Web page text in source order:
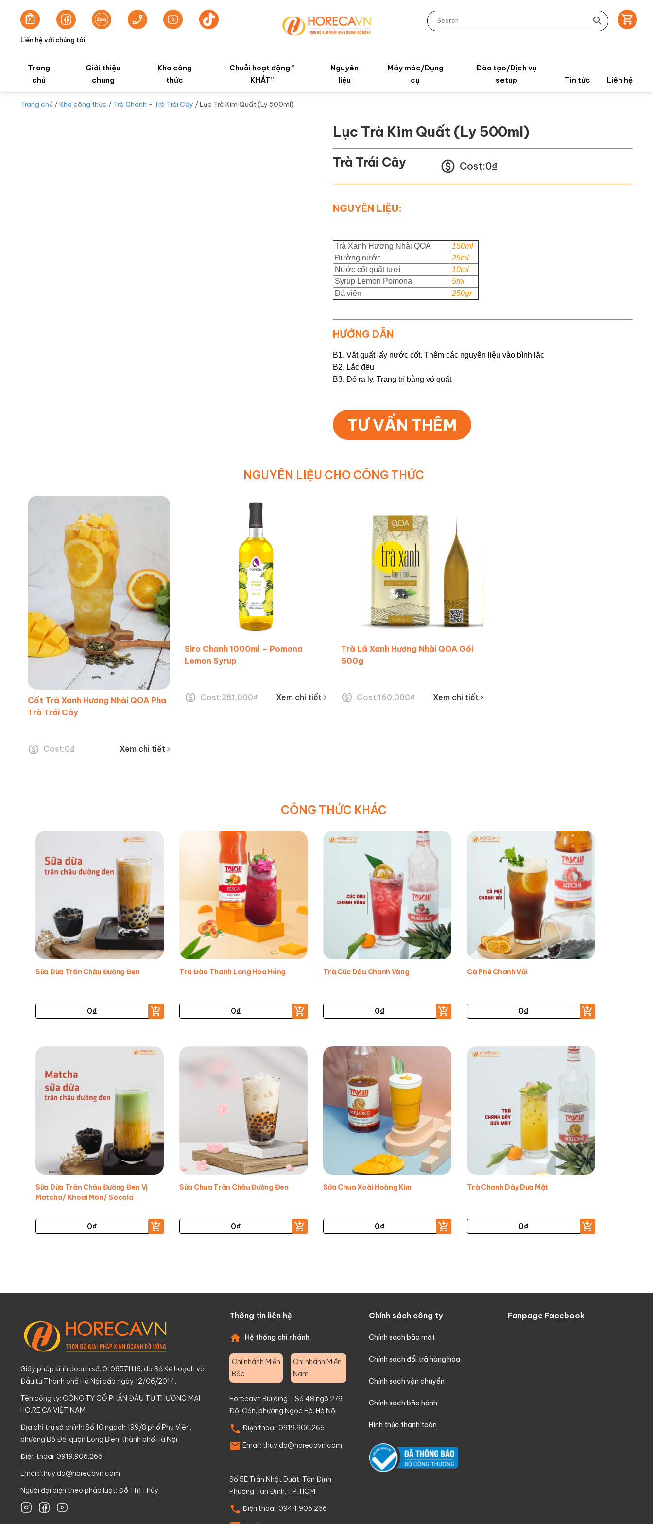
Liên hệ với chúng tôi
Trang
chủ
Giới thiệu
chung
Kho công
thức
Chuỗi hoạt động ”
KHÁT”
Nguyên
liệu
Máy móc/Dụng
cụ
Đào tạo/Dịch vụ
setup
Tin tức Liên hệ
Trang chủ /Kho công thức / Trà Chanh - Trà Trái Cây / Lục Trà Kim Quất (Ly 500ml)
Lục Trà Kim Quất (Ly 500ml)
Trà Trái Cây Cost:0₫
NGUYÊN LIỆU:
Trà Xanh Hương Nhài QOA
150ml
Đường nước
25ml
Nước cốt quất tươi
10ml
Syrup Lemon Pomona
5ml
Đá viên
250gr
HƯỚNG DẪN
B1. Vắt quất lấy nước cốt. Thêm các nguyên liệu vào bình lắc
B2. Lắc đều
B3. Đổ ra ly. Trang trí bằng vỏ quất
TƯ VẤN THÊM
NGUYÊN LIỆU CHO CÔNG THỨC
Cốt Trà Xanh Hương Nhài QOA Pha
Trà Trái Cây
Cost:0₫ Xem chi tiết
Siro Chanh 1000ml – Pomona
Lemon Syrup
Cost:281,000₫ Xem chi tiết
Trà Lá Xanh Hương Nhài QOA Gói
500g
Cost:160,000₫ Xem chi tiết
CÔNG THỨC KHÁC
Sữa Dừa Trân Châu Đường Đen
0₫
Trà Đào Thanh Long Hoa Hồng
0₫
Trà Cúc Dâu Chanh Vàng
0₫
Cà Phê Chanh Vải
0₫
Sữa Dừa Trân Châu Đường Đen Vị
Matcha/ Khoai Môn/ Socola
0₫
Sữa Chua Trân Châu Đường Đen
0₫
Sữa Chua Xoài Hoàng Kim
0₫
Trà Chanh Dây Dưa Mật
0₫
Giấy phép kinh doanh số: 0106571116; do Sở Kế hoạch và
Đầu tư Thành phố Hà Nội cấp ngày 12/06/2014.
Tên công ty: CÔNG TY CỔ PHẦN ĐẦU TƯ THƯƠNG MẠI
HO.RE.CA VIỆT NAM
Địa chỉ trụ sở chính: Số 10 ngách 199/8 phố Phú Viên,
phường Bồ Đề, quận Long Biên, thành phố Hà Nội
Điện thoại: 0919.906.266
Email: thuy.do@horecavn.com
Người đại diện theo pháp luật: Đỗ Thị Thủy
Thông tin liên hệ
Hệ thống chi nhánh
Chi nhánh Miền
Bắc
Chi nhánh Miền
Nam
Horecavn Building – Số 48 ngõ 279
Đội Cấn, phường Ngọc Hà, Hà Nội
Điện thoại: 0919.906.266
Email: thuy.do@horecavn.com
Số 5E Trần Nhật Duật, Tân Định,
Phường Tân Định, TP. HCM
Điện thoại: 0944.906.266
Chính sách công ty
Chính sách bảo mật
Chính sách đổi trả hàng hóa
Chính sách vận chuyển
Chính sách bảo hành
Hình thức thanh toán
Fanpage Facebook